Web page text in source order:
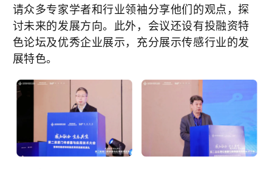
请众多专家学者和行业领袖分享他们的观点，探
讨未来的发展方向。此外，会议还设有投融资特
色论坛及优秀企业展示，充分展示传感行业的发
展特色。